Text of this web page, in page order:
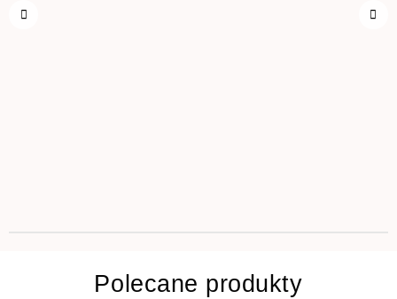
Polecane produkty